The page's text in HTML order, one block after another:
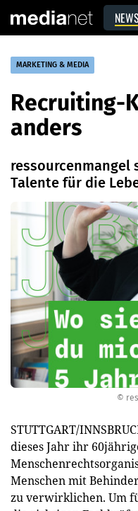
©
MARKETING & MEDIA
Recruiting-
anders
Talente für die
STUTTGART/
dieses Jahr ihr
Menschen mit
zu verwirklichen. Um